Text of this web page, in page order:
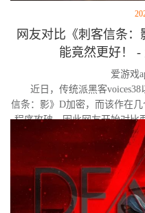
网友对比《刺客信条
能竟然更好！ -
爱游戏
近日，传统派黑客
信条：影》D加密，而该作在
程序攻破。因此网友开始对比
作者决定验证，虚拟机管理
样，导致